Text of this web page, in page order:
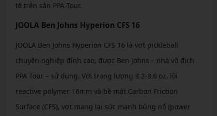
tế trên sân PPA Tour.
JOOLA Ben Johns Hyperion CFS 16
JOOLA Ben Johns Hyperion CFS 16 là vợt pickleball
chuyên nghiệp đỉnh cao, được Ben Johns – nhà vô địch
PPA Tour – sử dụng. Với trọng lượng 8.2-8.6 oz, lõi
reactive polymer 16mm và bề mặt Carbon Friction
Surface (CFS), vợt mang lại sức mạnh bùng nổ (power